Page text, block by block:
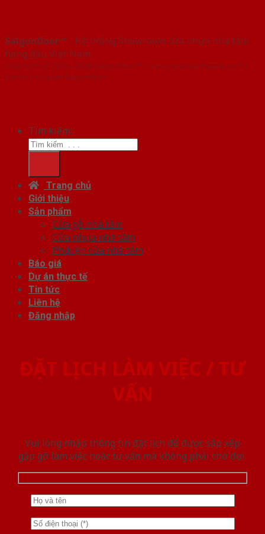
SaigonDoor™ - Hệ thống Showroom cửa nhựa nhà tắm
hàng đầu Việt Nam
Copyright ⓒ 2016 – 2026 SaigonDoor™ - www.cuanhuanhatam.com |
Đơn vị chủ quản SaigonDoor
Tìm kiếm:
Trang chủ
Giới thiệu
Sản phẩm
Cửa gỗ nhà tắm
Cửa nhựa nhà tắm
Phụ kiện cửa nhà tắm
Báo giá
Dự án thực tế
Tin tức
Liên hệ
Đăng nhập
ĐẶT LỊCH LÀM VIỆC / TƯ
VẤN
Vui lòng nhập thông tin đặt lịch để được sắp xếp
gặp gỡ làm việc hoăc tư vấn mà không phải chờ đợi.